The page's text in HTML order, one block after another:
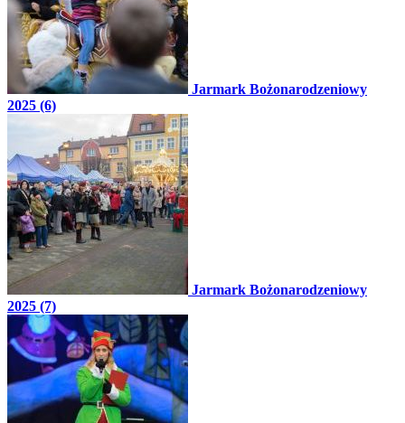
Jarmark Bożonarodzeniowy
2025 (6)
Jarmark Bożonarodzeniowy
2025 (7)